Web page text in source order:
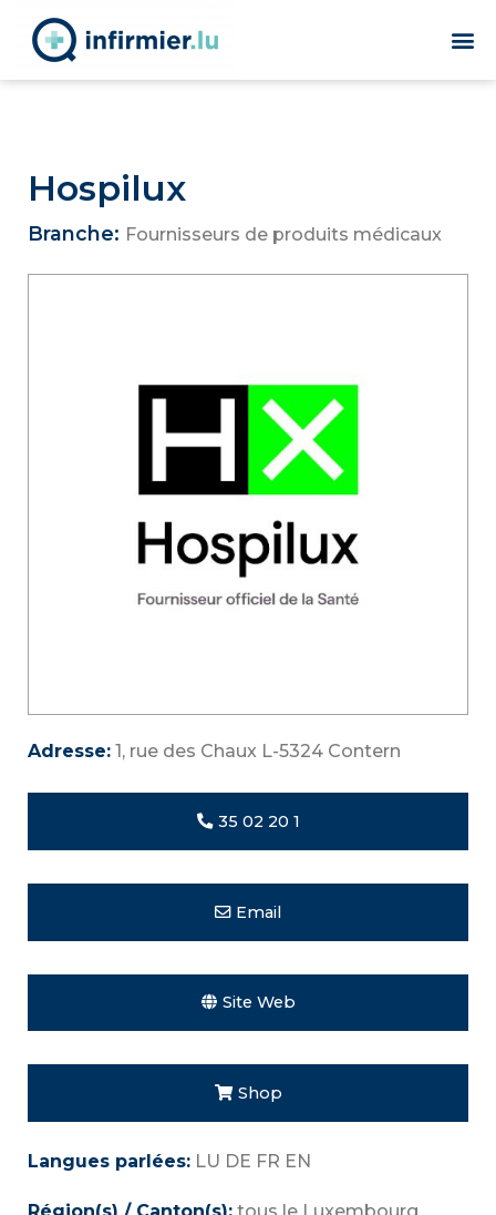
Hospilux
Branche: Fournisseurs de produits médicaux
Adresse: 1, rue des Chaux L-5324 Contern
35 02 20 1
Email
Site Web
Shop
Langues parlées: LU DE FR EN